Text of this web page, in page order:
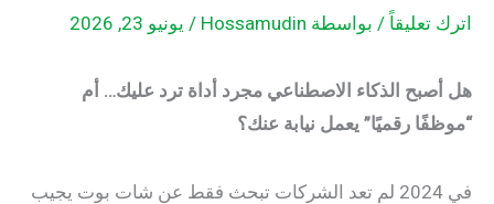
اترك تعليقاً / بواسطة Hossamudin
/ يونيو 23, 2026
هل أصبح الذكاء الاصطناعي مجرد أداة ترد عليك… أم
“موظفًا رقميًا” يعمل نيابة عنك؟
في 2024 لم تعد الشركات تبحث فقط عن شات بوت يجيب